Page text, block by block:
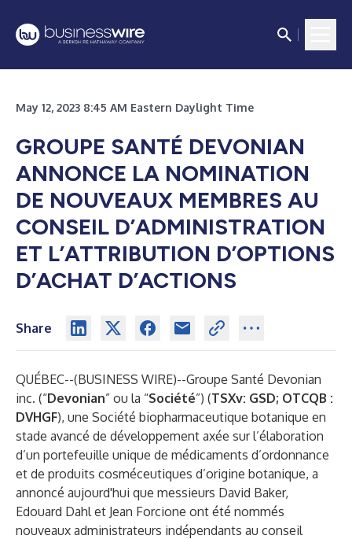
May 12, 2023 8:45 AM Eastern Daylight Time
GROUPE SANTÉ DEVONIAN
ANNONCE LA NOMINATION
DE NOUVEAUX MEMBRES AU
CONSEIL D’ADMINISTRATION
ET L’ATTRIBUTION D’OPTIONS
D’ACHAT D’ACTIONS
Share
QUÉBEC--(BUSINESS WIRE)--Groupe Santé Devonian
inc. (“Devonian” ou la “Société”) (TSXv: GSD; OTCQB :
DVHGF), une Société biopharmaceutique botanique en
stade avancé de développement axée sur l’élaboration
d’un portefeuille unique de médicaments d’ordonnance
et de produits cosméceutiques d’origine botanique, a
annoncé aujourd'hui que messieurs David Baker,
Edouard Dahl et Jean Forcione ont été nommés
nouveaux administrateurs indépendants au conseil